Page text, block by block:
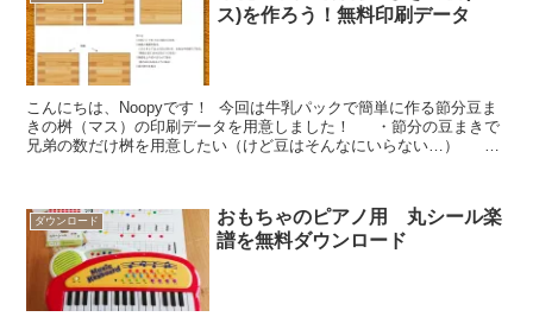
ス)を作ろう！無料印刷データ
こんにちは、Noopyです！ 今回は牛乳パックで簡単に作る節分豆ま
きの桝（マス）の印刷データを用意しました！ ・節分の豆まきで
兄弟の数だけ桝を用意したい（けど豆はそんなにいらない…） ・
ダウンロード
おもちゃのピアノ用 丸シール楽
譜を無料ダウンロード